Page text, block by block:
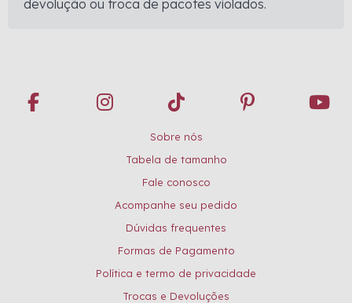
devolução ou troca de pacotes violados.
Sobre nós
Tabela de tamanho
Fale conosco
Acompanhe seu pedido
Dúvidas frequentes
Formas de Pagamento
Política e termo de privacidade
Trocas e Devoluções